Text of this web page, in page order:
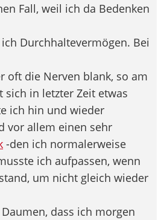
Fall, weil ich da Bedenken
Durchhaltevermögen. Bei
oft die Nerven blank, so am
sich in letzter Zeit etwas
ich hin und wieder
vor allem einen sehr
-den ich normalerweise
ich aufpassen, wenn
um nicht gleich wieder
dass ich morgen